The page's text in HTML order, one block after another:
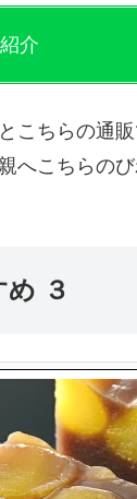
介
こちらの通販
へこちらのび
め ３